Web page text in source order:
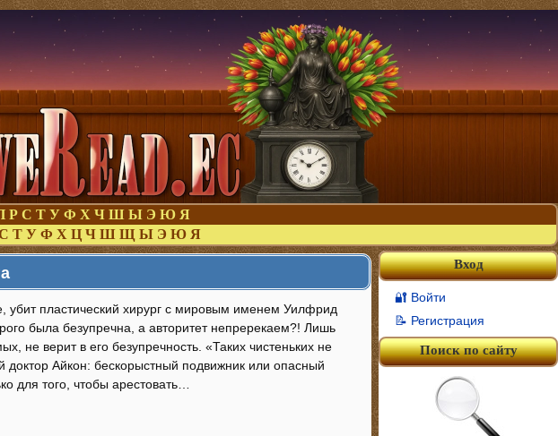
Р С Т У Ф Х Ч Ш Ы Э Ю Я
Т У Ф Х Ц Ч Ш Щ Ы Э Ю Я
убит пластический хирург с мировым именем Уилфрид
была безупречна, а авторитет непререкаем?! Лишь
не верит в его безупречность. «Таких чистеньких не
Айкон: бескорыстный подвижник или опасный
для того, чтобы арестовать…
Вход
🔐 Войти
📝 Регистрация
Поиск по сайту